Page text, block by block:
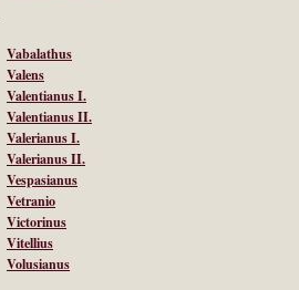
Vabalathus
Valens
Valentianus I.
Valentianus II.
Valerianus I.
Valerianus II.
Vespasianus
Vetranio
Victorinus
Vitellius
Volusianus